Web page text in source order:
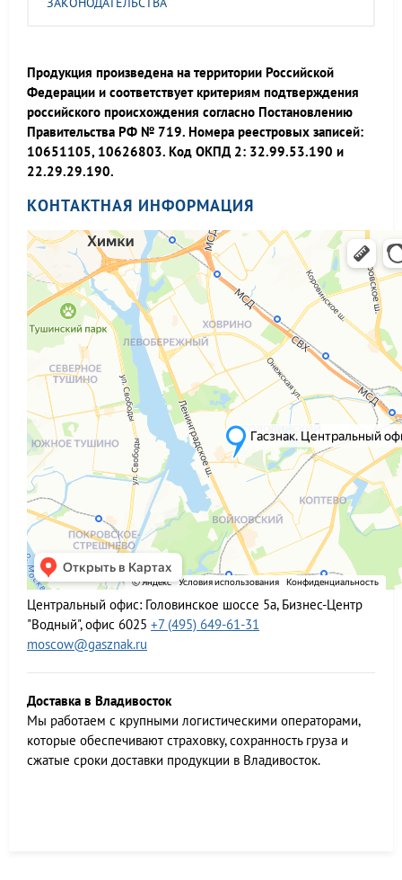
Продукция произведена на территории Российской
Федерации и соответствует критериям подтверждения
российского происхождения согласно Постановлению
Правительства РФ № 719. Номера реестровых записей:
10651105, 10626803. Код ОКПД 2: 32.99.53.190 и
22.29.29.190.
КОНТАКТНАЯ ИНФОРМАЦИЯ
Центральный офис: Головинское шоссе 5а, Бизнес-Центр
"Водный", офис 6025 +7 (495) 649-61-31
moscow@gasznak.ru
Доставка в Владивосток
Мы работаем c крупными логистическими операторами,
которые обеспечивают страховку, сохранность груза и
сжатые сроки доставки продукции в Владивосток.